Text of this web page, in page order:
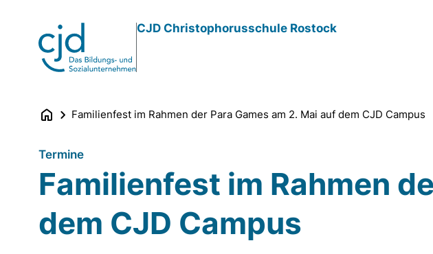
CJD Christophorusschule Rostock
Familienfest im Rahmen der Para Games am 2. Mai auf dem CJD Campus
Termine
Familienfest im Rahmen
dem CJD Campus